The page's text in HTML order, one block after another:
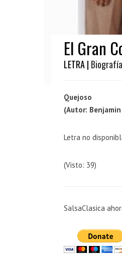
El Gran
LETRA | Biografía
Quejoso
(Autor:
Letra no
(Visto: 39)
SalsaClasica